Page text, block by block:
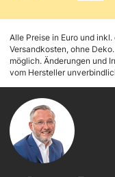
Alle Preise in Euro und
Versandkosten, ohne
möglich. Änderungen und
vom Hersteller